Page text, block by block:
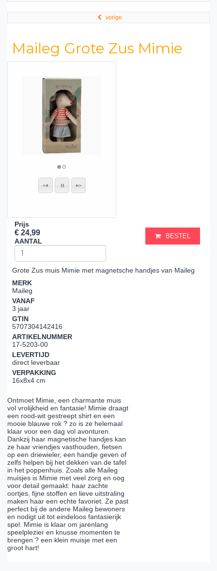
vorige
Maileg Grote Zus Mimie
Prijs
€ 24,99
AANTAL
BESTEL
Grote Zus muis Mimie met magnetsche handjes van Maileg
MERK
Maileg
VANAF
3 jaar
GTIN
5707304142416
ARTIKELNUMMER
17-5203-00
LEVERTIJD
direct leverbaar
VERPAKKING
16x8x4 cm
Ontmoet Mimie, een charmante muis
vol vrolijkheid en fantasie! Mimie draagt
een rood-wit gestreept shirt en een
mooie blauwe rok ? zo is ze helemaal
klaar voor een dag vol avonturen.
Dankzij haar magnetische handjes kan
ze haar vriendjes vasthouden, fietsen
op een driewieler, een handje geven of
zelfs helpen bij het dekken van de tafel
in het poppenhuis. Zoals alle Maileg
muisjes is Mimie met veel zorg en oog
voor detail gemaakt: haar zachte
oortjes, fijne stoffen en lieve uitstraling
maken haar een echte favoriet. Ze past
perfect bij de andere Maileg bewoners
en nodigt uit tot eindeloos fantasierijk
spel. Mimie is klaar om jarenlang
speelplezier en knusse momenten te
brengen ? een klein muisje met een
groot hart!